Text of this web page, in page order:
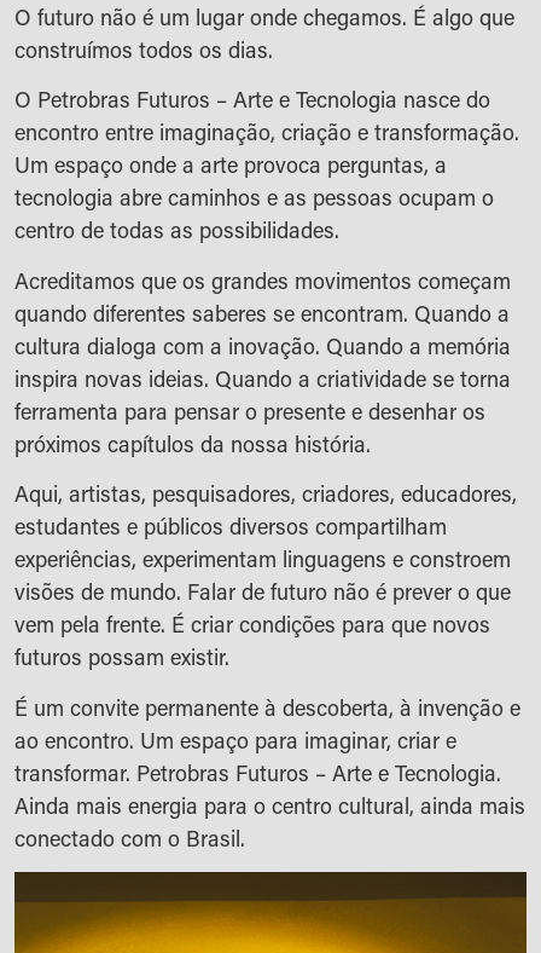
O futuro não é um lugar onde chegamos. É algo que
construímos todos os dias.
O Petrobras Futuros – Arte e Tecnologia nasce do
encontro entre imaginação, criação e transformação.
Um espaço onde a arte provoca perguntas, a
tecnologia abre caminhos e as pessoas ocupam o
centro de todas as possibilidades.
Acreditamos que os grandes movimentos começam
quando diferentes saberes se encontram. Quando a
cultura dialoga com a inovação. Quando a memória
inspira novas ideias. Quando a criatividade se torna
ferramenta para pensar o presente e desenhar os
próximos capítulos da nossa história.
Aqui, artistas, pesquisadores, criadores, educadores,
estudantes e públicos diversos compartilham
experiências, experimentam linguagens e constroem
visões de mundo. Falar de futuro não é prever o que
vem pela frente. É criar condições para que novos
futuros possam existir.
É um convite permanente à descoberta, à invenção e
ao encontro. Um espaço para imaginar, criar e
transformar. Petrobras Futuros – Arte e Tecnologia.
Ainda mais energia para o centro cultural, ainda mais
conectado com o Brasil.